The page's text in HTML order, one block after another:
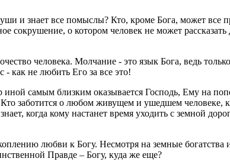
и знает все помыслы? Кто, кроме Бога, может все
сокрушение, о котором человек не может
человека. Молчание - это язык Бога, ведь
как не любить Его за все это!
самым близким оказывается Господь, Ему на
заботится о любом живущем и ушедшем человеке,
когда кому настанет время уходить с земной
любви к Богу. Несмотря на земные богатства
Правде – Богу, куда же еще?